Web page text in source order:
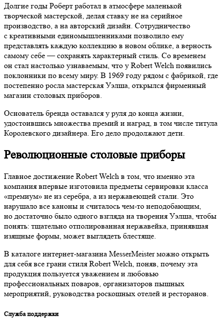
Долгие годы Роберт работал в атмосфере маленькой
творческой мастерской, делая ставку не на серийное
производство, а на авторский дизайн. Сотрудничество
с креативными единомышленниками позволило ему
представлять каждую коллекцию в новом облике, а верность
самому себе — сохранять характерный стиль. Со временем
он стал настолько узнаваемым, что у Robert Welch появились
поклонники по всему миру. В 1969 году рядом с фабрикой, где
постепенно росла мастерская Уэлша, открылся фирменный
магазин столовых приборов.
Основатель бренда оставался у руля до конца жизни,
удостоившись множества премий и наград, в том числе титула
Королевского дизайнера. Его дело продолжают дети.
Революционные столовые приборы
Главное достижение Robert Welch в том, что именно эта
компания впервые изготовила предметы сервировки класса
«премиум» не из серебра, а из нержавеющей стали. Это
нарушало все каноны и считалось чем-то неподобающим,
но достаточно было одного взгляда на творения Уэлша, чтобы
понять: тщательно отполированная нержавейка, принявшая
изящные формы, может выглядеть блестяще.
В каталоге интернет-магазина MesserMeister можно открыть
для себя все грани стиля Robert Welch, поняв, почему эта
продукция пользуется уважением и любовью
профессиональных поваров, организаторов пышных
мероприятий, руководства роскошных отелей и ресторанов.
Служба поддержки